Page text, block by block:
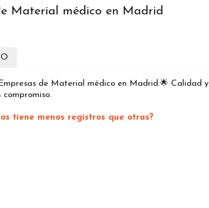
Material médico en Madrid
de Material médico en Madrid.🌟 Calidad y
tiene menos registros que otras?